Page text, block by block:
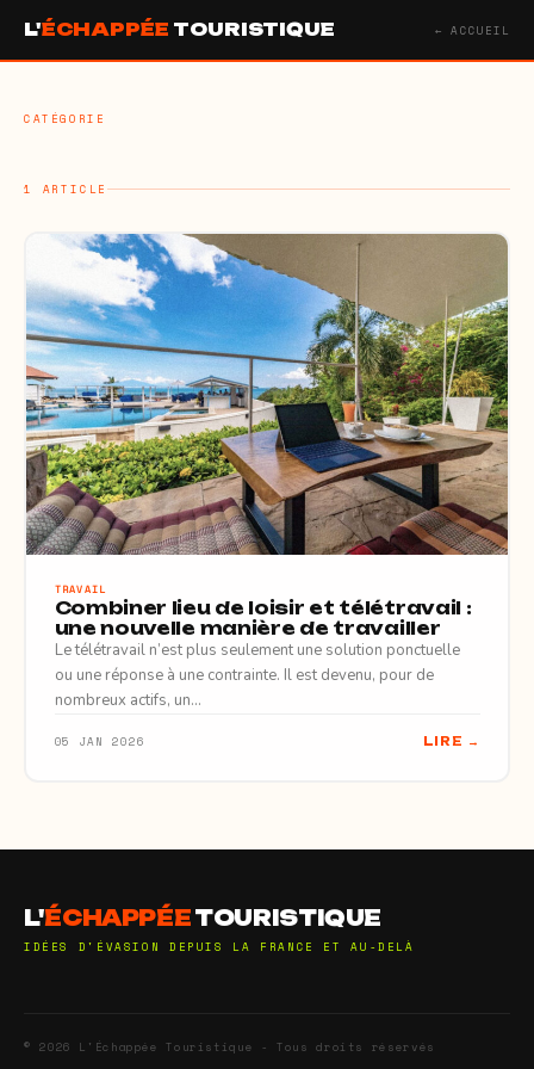
L'ÉCHAPPÉE TOURISTIQUE ← ACCUEIL
CATÉGORIE
1 ARTICLE
TRAVAIL
Combiner lieu de loisir et télétravail :
une nouvelle manière de travailler
Le télétravail n’est plus seulement une solution ponctuelle
ou une réponse à une contrainte. Il est devenu, pour de
nombreux actifs, un…
05 JAN 2026 LIRE →
L'ÉCHAPPÉETOURISTIQUE
IDÉES D'ÉVASION DEPUIS LA FRANCE ET AU-DELÀ
© 2026 L'Échappée Touristique - Tous droits réservés